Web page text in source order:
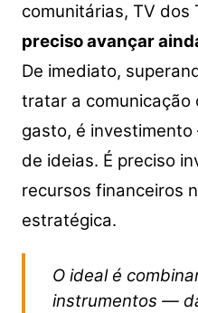
comunitárias, TV dos
preciso avançar
De imediato,
tratar a comunicação
gasto, é
de ideias. É preciso
recursos financeiros
estratégica.
O ideal é
instrumentos —